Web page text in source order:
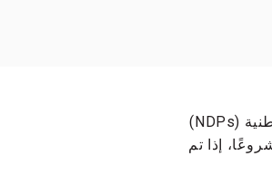
قامت جمهورية الكونغو بمواءمة أهداف التنمية المستدامة (SDGs) مع خطط التنمية الوطنية (NDPs)
2022-2026. تتضمن الخطة الأخيرة ستة مجالات رئيسية و 343 مشروعًا، إذا تم